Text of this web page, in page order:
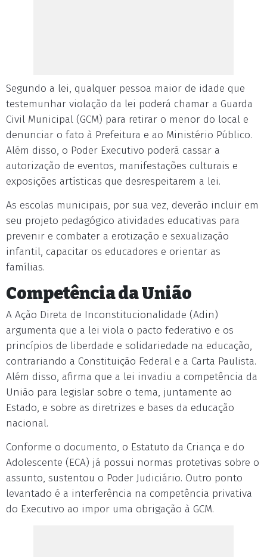
Segundo a lei, qualquer pessoa maior de idade que
testemunhar violação da lei poderá chamar a Guarda
Civil Municipal (GCM) para retirar o menor do local e
denunciar o fato à Prefeitura e ao Ministério Público.
Além disso, o Poder Executivo poderá cassar a
autorização de eventos, manifestações culturais e
exposições artísticas que desrespeitarem a lei.
As escolas municipais, por sua vez, deverão incluir em
seu projeto pedagógico atividades educativas para
prevenir e combater a erotização e sexualização
infantil, capacitar os educadores e orientar as
famílias.
Competência da União
A Ação Direta de Inconstitucionalidade (Adin)
argumenta que a lei viola o pacto federativo e os
princípios de liberdade e solidariedade na educação,
contrariando a Constituição Federal e a Carta Paulista.
Além disso, afirma que a lei invadiu a competência da
União para legislar sobre o tema, juntamente ao
Estado, e sobre as diretrizes e bases da educação
nacional.
Conforme o documento, o Estatuto da Criança e do
Adolescente (ECA) já possui normas protetivas sobre o
assunto, sustentou o Poder Judiciário. Outro ponto
levantado é a interferência na competência privativa
do Executivo ao impor uma obrigação à GCM.